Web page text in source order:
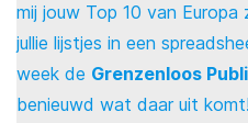
mij jouw Top 10 van
jullie lijstjes in een
week de Grenzenloos
benieuwd wat daar uit